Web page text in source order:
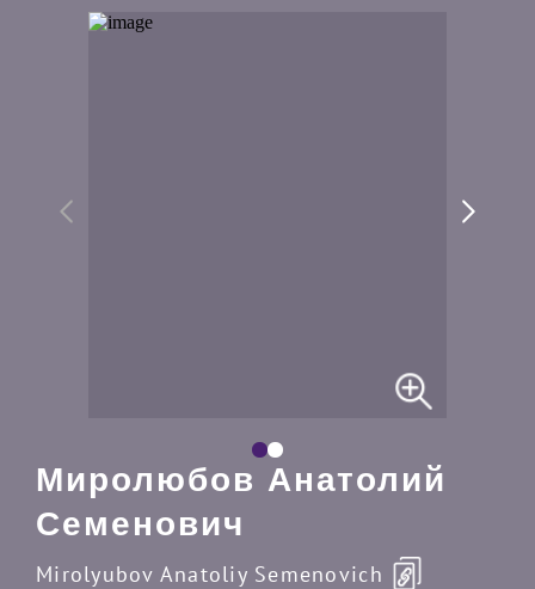
Миролюбов Анатолий
Семенович
Mirolyubov Anatoliy Semenovich